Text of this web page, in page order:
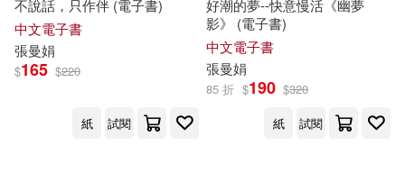
不說話，只作伴 (電子書)
中文電子書
張曼娟
$165 $220
紙 試閱
好潮的夢--快意慢活《幽夢
影》 (電子書)
中文電子書
張曼娟
85 折 $190 $320
紙
試閱